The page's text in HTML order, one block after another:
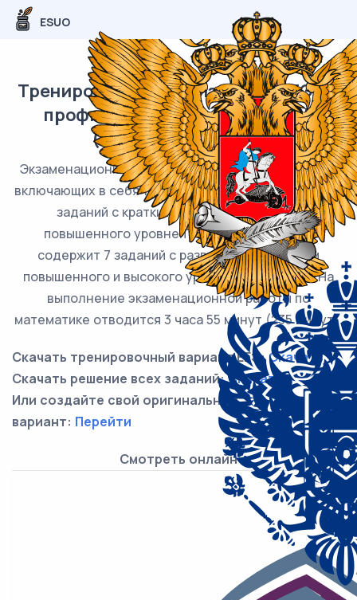
ESUO
Тренировочный вариант №6 ЕГЭ по
профильной математике 2025
(задания и ответы)
Экзаменационная работа состоит из двух частей,
включающих в себя 19 заданий. Часть 1 содержит 12
заданий с кратким ответом базового и
повышенного уровней сложности. Часть 2
содержит 7 заданий с развернутым ответом
повышенного и высокого уровней сложности. На
выполнение экзаменационной работы по
математике отводится 3 часа 55 минут (235 минут).
Скачать тренировочный вариант ЕГЭ:Скачать
Скачать решение всех заданий:Скачать
Или создайте свой оригинальный
вариант: Перейти
Смотреть онлайн